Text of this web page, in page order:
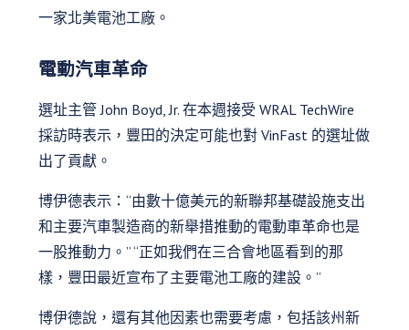
一家北美電池工廠。
電動汽車革命
選址主管 John Boyd, Jr. 在本週接受 WRAL TechWire
採訪時表示，豐田的決定可能也對 VinFast 的選址做
出了貢獻。
博伊德表示：“由數十億美元的新聯邦基礎設施支出
和主要汽車製造商的新舉措推動的電動車革命也是
一股推動力。” “正如我們在三合會地區看到的那
樣，豐田最近宣布了主要電池工廠的建設。”
博伊德說，還有其他因素也需要考慮，包括該州新